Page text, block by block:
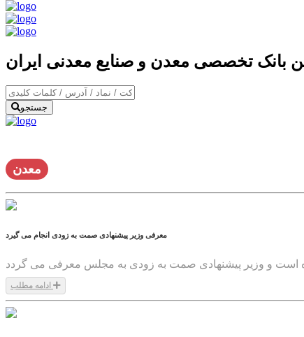
بانک تخصصی معدن و صنایع معدنی ایران
جستجو
معدن
معرفی وزیر پیشنهادی صمت به زودی انجام می گیرد
است و وزیر پیشنهادی صمت به زودی به مجلس معرفی می گردد
1399/05/13